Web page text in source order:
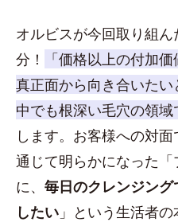
オルビスが今回取り組
分！
「価格以上の付加
真正面から向き合いた
中でも根深い毛穴の領域
します。お客様への対
通じて明らかになった
に、 毎日のクレンジン
したい 」という生活者の